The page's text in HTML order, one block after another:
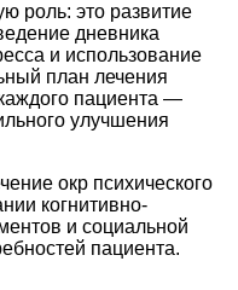
роль: это развитие
дневника
и использование
план лечения
пациента —
улучшения
окр психического
когнитивно-
и социальной
пациента.